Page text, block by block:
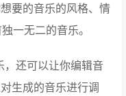
要的音乐的风格、情
一无二的音乐。
，还可以让你编辑音
生成的音乐进行调